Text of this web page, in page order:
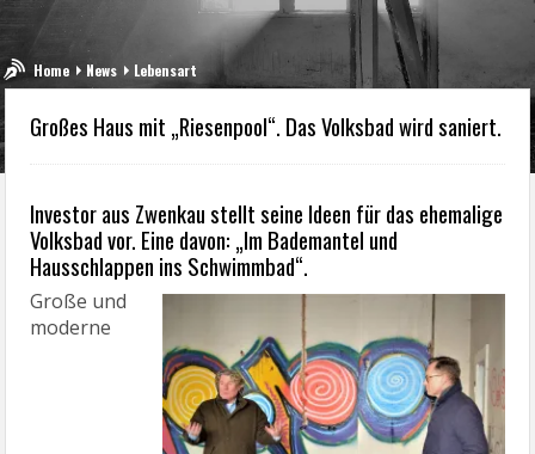
Home News Lebensart
Großes Haus mit „Riesenpool“. Das Volksbad wird saniert.
Investor aus Zwenkau stellt seine Ideen für das ehemalige
Volksbad vor. Eine davon: „Im Bademantel und
Hausschlappen ins Schwimmbad“.
Große und
moderne